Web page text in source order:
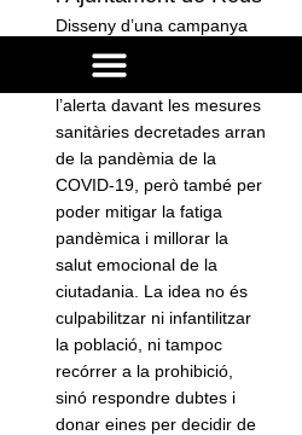
Disseny d’una campanya
integral de comunicació
adreçada a mantenir
l’alerta davant les mesures
sanitàries decretades arran
de la pandèmia de la
COVID-19, però també per
poder mitigar la fatiga
pandèmica i millorar la
salut emocional de la
ciutadania. La idea no és
culpabilitzar ni infantilitzar
la població, ni tampoc
recórrer a la prohibició,
sinó respondre dubtes i
donar eines per decidir de